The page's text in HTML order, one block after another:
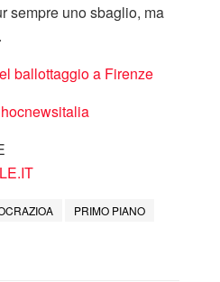
sempre uno sbaglio, ma
ballottaggio a Firenze
PRIMO PIANO